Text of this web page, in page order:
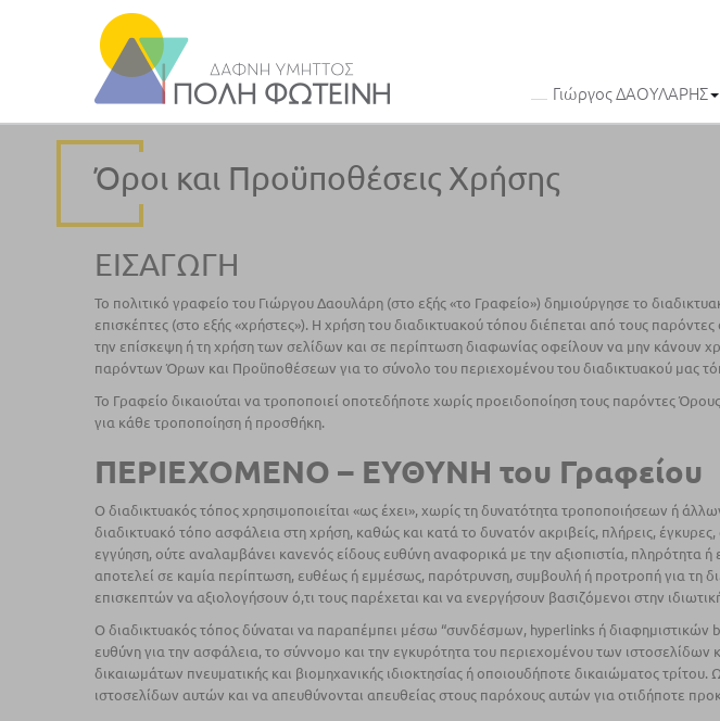
Γιώργος ΔΑΟΥΛΑΡΗΣ
Όροι και Προϋποθέσεις Χρήσης
ΕΙΣΑΓΩΓΗ
To πολιτικό γραφείο του Γιώργου Δαουλάρη (στο εξής «το Γραφείο») δημιούργησε το
επισκέπτες (στο εξής «χρήστες»). Η χρήση του διαδικτυακού τόπου διέπεται από τους
την επίσκεψη ή τη χρήση των σελίδων και σε περίπτωση διαφωνίας οφείλουν να μην κάνουν
παρόντων Όρων και Προϋποθέσεων για το σύνολο του περιεχομένου του διαδικτυακού μας
Το Γραφείο δικαιούται να τροποποιεί οποτεδήποτε χωρίς προειδοποίηση τους παρόντες
για κάθε τροποποίηση ή προσθήκη.
ΠΕΡΙΕΧΟΜΕΝΟ – ΕΥΘΥΝΗ του Γραφείου
Ο διαδικτυακός τόπος χρησιμοποιείται «ως έχει», χωρίς τη δυνατότητα τροποποιήσεων ή
διαδικτυακό τόπο ασφάλεια στη χρήση, καθώς και κατά το δυνατόν ακριβείς, πλήρεις,
εγγύηση, ούτε αναλαμβάνει κανενός είδους ευθύνη αναφορικά με την αξιοπιστία, πληρότητα
αποτελεί σε καμία περίπτωση, ευθέως ή εμμέσως, παρότρυνση, συμβουλή ή προτροπή για τη
επισκεπτών να αξιολογήσουν ό,τι τους παρέχεται και να ενεργήσουν βασιζόμενοι στην
Ο διαδικτυακός τόπος δύναται να παραπέμπει μέσω “συνδέσμων, hyperlinks ή διαφημιστικών
ευθύνη για την ασφάλεια, το σύννομο και την εγκυρότητα του περιεχομένου των
δικαιωμάτων πνευματικής και βιομηχανικής ιδιοκτησίας ή οποιουδήποτε δικαιώματος
ιστοσελίδων αυτών και να απευθύνονται απευθείας στους παρόχους αυτών για οτιδήποτε